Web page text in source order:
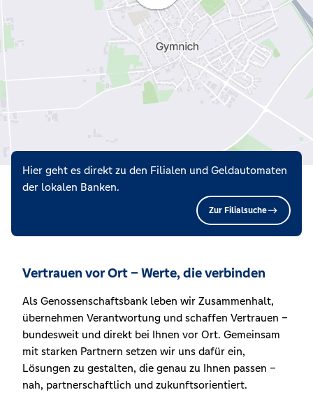
Hier geht es direkt zu den Filialen und Geldautomaten
der lokalen Banken.
Zur Filialsuche
Vertrauen vor Ort – Werte, die verbinden
Als Genossenschaftsbank leben wir Zusammenhalt,
übernehmen Verantwortung und schaffen Vertrauen –
bundesweit und direkt bei Ihnen vor Ort. Gemeinsam
mit starken Partnern setzen wir uns dafür ein,
Lösungen zu gestalten, die genau zu Ihnen passen –
nah, partnerschaftlich und zukunftsorientiert.